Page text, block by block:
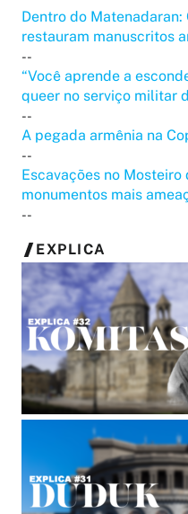
Dentro do
restauram manuscritos
--
“Você aprende a
queer no serviço militar
--
A pegada armênia na
--
Escavações no
monumentos mais
--
EXPLICA